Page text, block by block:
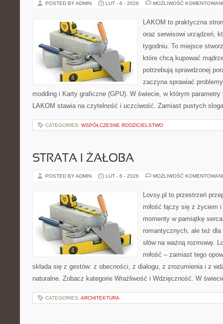
POSTED BY ADMIN LUT - 6 - 2026 MOŻLIWOŚĆ
LAKOM to praktyczna
oraz serwisowi urządzeń,
tygodniu. To miejsce
które chcą kupować
potrzebują sprawdzonej
zaczyna sprawiać
modding i Karty graficzne (GPU). W świecie, w którym parametry
LAKOM stawia na czytelność i uczciwość. Zamiast pustych
CATEGORIES: WSPÓŁCZESNE RODZICIELSTWO
STRATA I ŻAŁOBA
POSTED BY ADMIN LUT - 6 - 2026 MOŻLIWOŚĆ
Lovsy.pl to przestrzeń
miłość łączy się z życiem
momenty w pamiątkę
romantycznych, ale też
słów na ważną rozmowę.
miłość – zamiast tego
składa się z gestów: z obecności, z dialogu, z zrozumienia i z
naturalne. Zobacz kategorie Wrażliwość i Wdzięczność. W
CATEGORIES: ARCHITEKTURA